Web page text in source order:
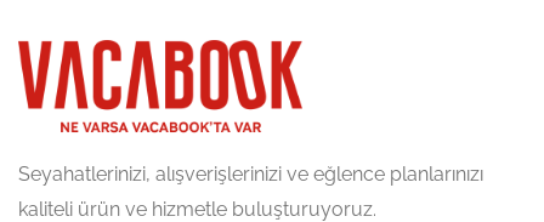
Seyahatlerinizi, alışverişlerinizi ve eğlence planlarınızı
kaliteli ürün ve hizmetle buluşturuyoruz.